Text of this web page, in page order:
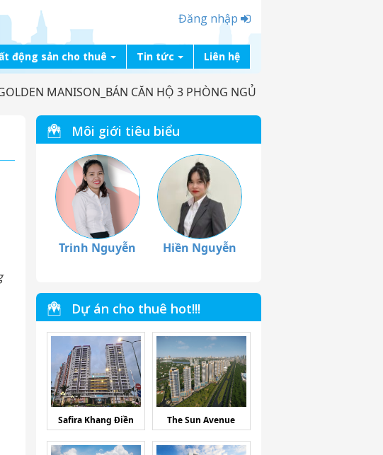
Đăng nhập
động sản cho thuê Tin tức Liên hệ
MANISON_BÁN CĂN HỘ 3 PHÒNG NGỦ
Môi giới tiêu biểu
Trinh Nguyễn Hiền Nguyễn
Dự án cho thuê hot!!!
Safira Khang Điền The Sun Avenue